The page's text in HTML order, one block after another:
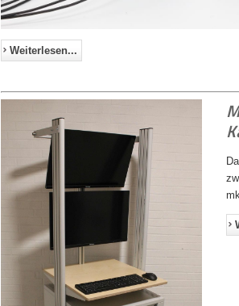
Weiterlesen...